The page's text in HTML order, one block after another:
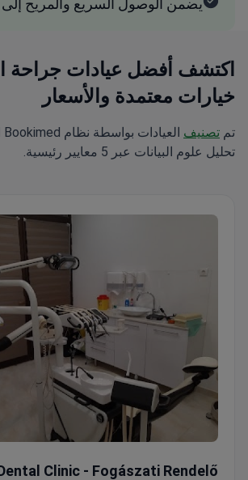
يضمن الوصول السريع والمريح إلى
خيارات معتمدة والأسعار
تم تصنيف
تحليل علوم البيانات عبر 5 معايير رئيسية.
Clinic - Fogászati Rendelő